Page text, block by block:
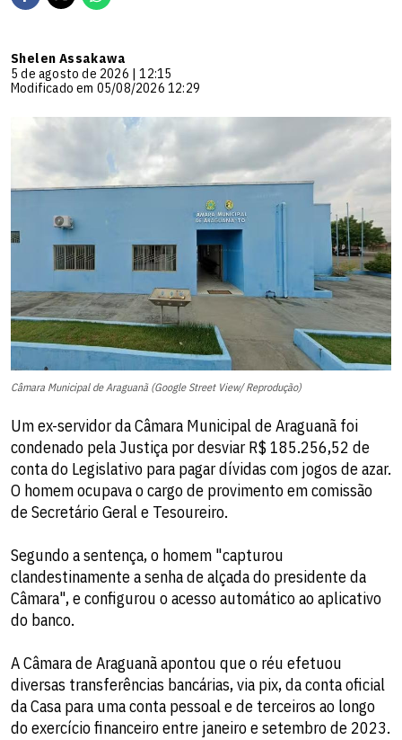
Shelen Assakawa
5 de agosto de 2026 | 12:15
Modificado em 05/08/2026 12:29
Câmara Municipal de Araguanã (Google Street View/ Reprodução)
Um ex-servidor da Câmara Municipal de Araguanã foi
condenado pela Justiça por desviar R$ 185.256,52 de
conta do Legislativo para pagar dívidas com jogos de azar.
O homem ocupava o cargo de provimento em comissão
de Secretário Geral e Tesoureiro.
Segundo a sentença, o homem "capturou
clandestinamente a senha de alçada do presidente da
Câmara", e configurou o acesso automático ao aplicativo
do banco.
A Câmara de Araguanã apontou que o réu efetuou
diversas transferências bancárias, via pix, da conta oficial
da Casa para uma conta pessoal e de terceiros ao longo
do exercício financeiro entre janeiro e setembro de 2023.